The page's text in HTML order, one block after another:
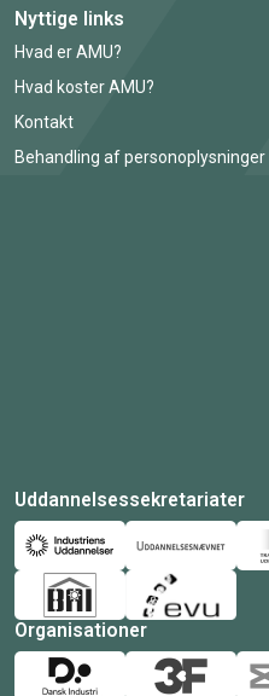
Nyttige links
Hvad er AMU?
Hvad koster AMU?
Kontakt
Behandling af personoplysninger
Uddannelsessekretariater
Organisationer